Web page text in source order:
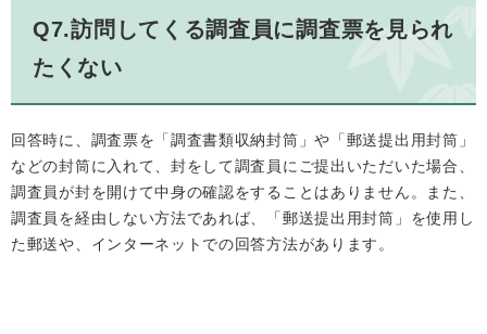
Q7.訪問してくる調査員に調査票を見られ
たくない
回答時に、調査票を「調査書類収納封筒」や「郵送提出用封筒」
などの封筒に入れて、封をして調査員にご提出いただいた場合、
調査員が封を開けて中身の確認をすることはありません。また、
調査員を経由しない方法であれば、「郵送提出用封筒」を使用し
た郵送や、インターネットでの回答方法があります。